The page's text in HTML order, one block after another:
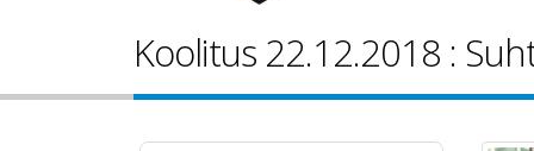
Koolitus 22.12.2018 :